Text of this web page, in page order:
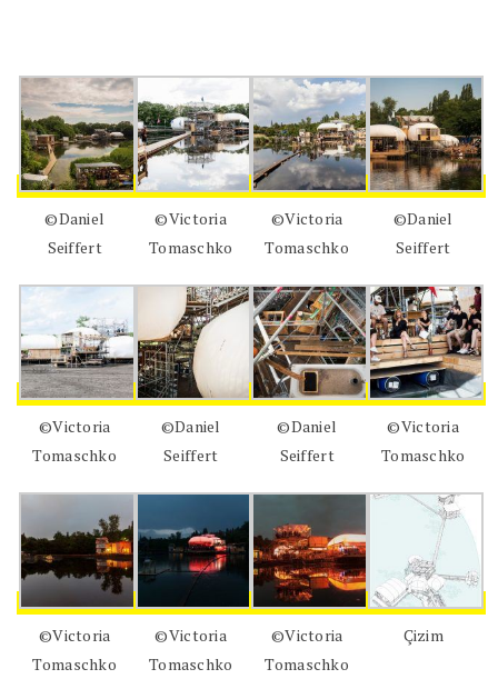
©Daniel
Seiffert
©Victoria
Tomaschko
©Victoria
Tomaschko
©Daniel
Seiffert
©Victoria
Tomaschko
©Daniel
Seiffert
©Daniel
Seiffert
©Victoria
Tomaschko
©Victoria
Tomaschko
©Victoria
Tomaschko
©Victoria
Tomaschko
Çizim